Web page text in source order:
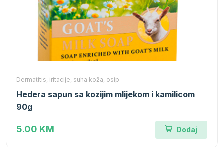
Dermatitis, iritacije, suha koža, osip
Hedera sapun sa kozijim mlijekom i kamilicom
90g
5.00 KM Dodaj